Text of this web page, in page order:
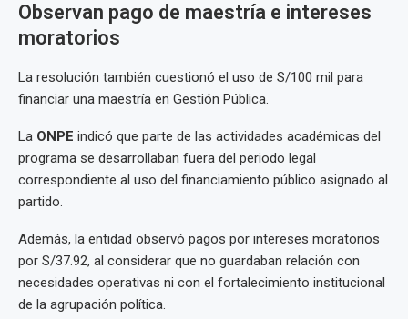
Observan pago de maestría e intereses
moratorios
La resolución también cuestionó el uso de S/100 mil para
financiar una maestría en Gestión Pública.
La ONPE indicó que parte de las actividades académicas del
programa se desarrollaban fuera del periodo legal
correspondiente al uso del financiamiento público asignado al
partido.
Además, la entidad observó pagos por intereses moratorios
por S/37.92, al considerar que no guardaban relación con
necesidades operativas ni con el fortalecimiento institucional
de la agrupación política.